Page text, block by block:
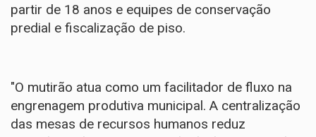
partir de 18 anos e equipes de conservação
predial e fiscalização de piso.
"O mutirão atua como um facilitador de fluxo na
engrenagem produtiva municipal. A centralização
das mesas de recursos humanos reduz